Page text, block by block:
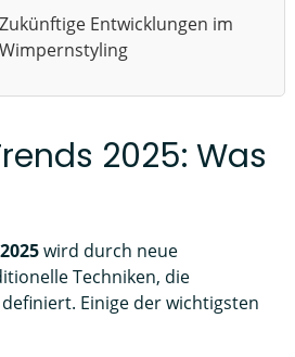
Zukünftige Entwicklungen im
Wimpernstyling
2025: Was
wird durch neue
Techniken, die
Einige der wichtigsten